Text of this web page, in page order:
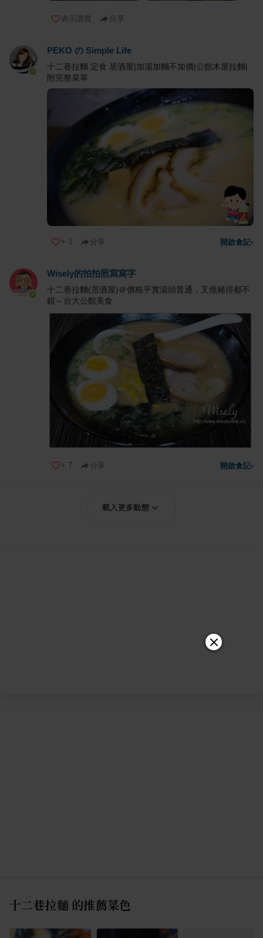
表示讚賞 分享
PEKO の Simple Life
十二巷拉麵 定食 居酒屋|加湯加麵不加價|公館木屋拉麵|
附完整菜單
+ 3 分享 開啟食記›
Wisely的拍拍照寫寫字
十二巷拉麵(居酒屋)＠價格平實湯頭普通，叉燒豬排都不
錯～台大公館美食
+ 7 分享 開啟食記›
載入更多動態
十二巷拉麵 的推薦菜色